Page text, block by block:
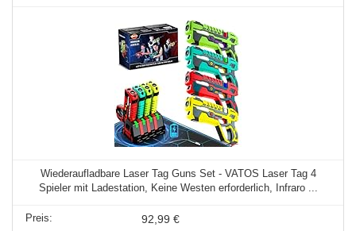
Wiederaufladbare Laser Tag Guns Set - VATOS Laser Tag 4
Spieler mit Ladestation, Keine Westen erforderlich, Infraro ...
92,99 €